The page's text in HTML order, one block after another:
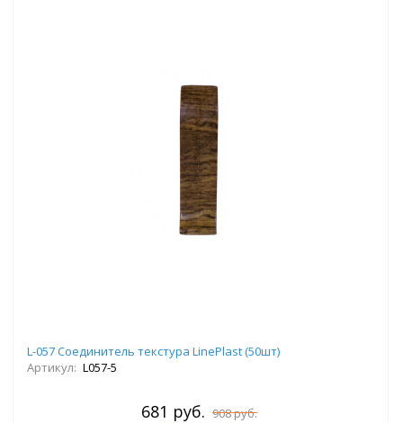
L-057 Соединитель текстура LinePlast (50шт)
Артикул: L057-5
681 руб. 908 руб.